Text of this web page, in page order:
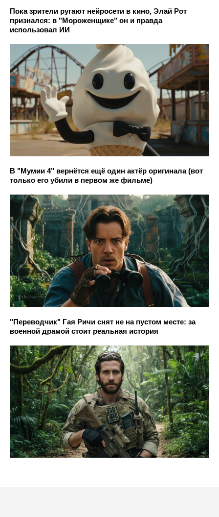
Пока зрители ругают нейросети в кино, Элай Рот
признался: в "Мороженщике" он и правда
использовал ИИ
В "Мумии 4" вернётся ещё один актёр оригинала (вот
только его убили в первом же фильме)
"Переводчик" Гая Ричи снят не на пустом месте: за
военной драмой стоит реальная история